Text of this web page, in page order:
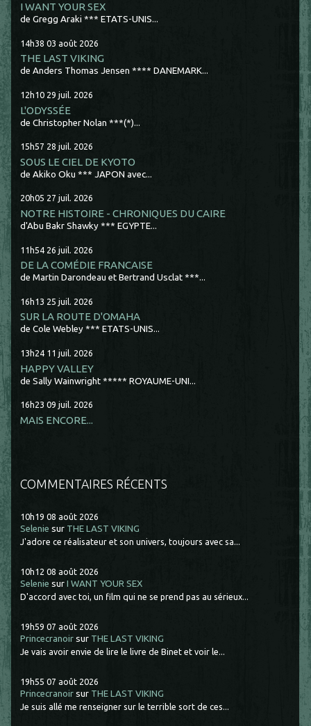
I WANT YOUR SEX
de Gregg Araki *** ETATS-UNIS...
14h38 03 août 2026
THE LAST VIKING
de Anders Thomas Jensen **** DANEMARK...
12h10 29 juil. 2026
L'ODYSSÉE
de Christopher Nolan ***(*)...
15h57 28 juil. 2026
SOUS LE CIEL DE KYOTO
de Akiko Oku *** JAPON avec...
20h05 27 juil. 2026
NOTRE HISTOIRE - CHRONIQUES DU CAIRE
d'Abu Bakr Shawky *** EGYPTE...
11h54 26 juil. 2026
DE LA COMÉDIE FRANCAISE
de Martin Darondeau et Bertrand Usclat ***...
16h13 25 juil. 2026
SUR LA ROUTE D'OMAHA
de Cole Webley *** ETATS-UNIS...
13h24 11 juil. 2026
HAPPY VALLEY
de Sally Wainwright ***** ROYAUME-UNI...
16h23 09 juil. 2026
MAIS ENCORE...
COMMENTAIRES RÉCENTS
10h19 08 août 2026
Selenie sur THE LAST VIKING
J'adore ce réalisateur et son univers, toujours avec sa...
10h12 08 août 2026
Selenie surI WANT YOUR SEX
D'accord avec toi, un film qui ne se prend pas au sérieux...
19h59 07 août 2026
Princecranoir sur THE LAST VIKING
Je vais avoir envie de lire le livre de Binet et voir le...
19h55 07 août 2026
Princecranoir sur THE LAST VIKING
Je suis allé me renseigner sur le terrible sort de ces...